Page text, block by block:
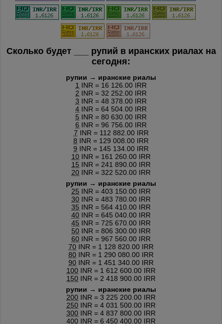
Сколько будет
рупий в иранских риалах на
сегодня:
рупии → иранские риалы
1 INR = 16 126.00 IRR
2 INR = 32 252.00 IRR
3 INR = 48 378.00 IRR
4 INR = 64 504.00 IRR
5 INR = 80 630.00 IRR
6 INR = 96 756.00 IRR
7 INR = 112 882.00 IRR
8 INR = 129 008.00 IRR
9 INR = 145 134.00 IRR
10 INR = 161 260.00 IRR
15 INR = 241 890.00 IRR
20 INR = 322 520.00 IRR
рупии → иранские риалы
25 INR = 403 150.00 IRR
30 INR = 483 780.00 IRR
35 INR = 564 410.00 IRR
40 INR = 645 040.00 IRR
45 INR = 725 670.00 IRR
50 INR = 806 300.00 IRR
60 INR = 967 560.00 IRR
70 INR = 1 128 820.00 IRR
80 INR = 1 290 080.00 IRR
90 INR = 1 451 340.00 IRR
100 INR = 1 612 600.00 IRR
150 INR = 2 418 900.00 IRR
рупии → иранские риалы
200 INR = 3 225 200.00 IRR
250 INR = 4 031 500.00 IRR
300 INR = 4 837 800.00 IRR
400 INR = 6 450 400.00 IRR